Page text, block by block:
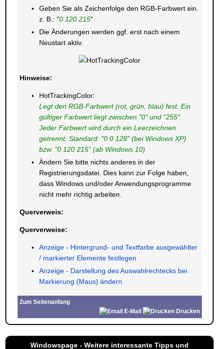
Geben Sie als Zeichenfolge den RGB-Farbwert ein.
z. B.: "0 120 215"
Die Änderungen werden ggf. erst nach einem
Neustart aktiv.
Hinweise:
HotTrackingColor:
Legt den RGB-Farbwert (rot, grün, blau) fest. Ein
gültiger Farbwert liegt zwischen "0" und "255".
Jeder Farbwert wird durch ein Leerzeichnen
getrennt. Standard: "0 0 128" (bei Windows XP)
bzw. "0 120 215" (ab Windows 10)
Ändern Sie bitte nichts anderes in der
Registrierungsdatei. Dies kann zur Folge haben,
dass Windows und/oder Anwendungsprogramme
nicht mehr richtig arbeiten.
Querverweis:
Querverweise:
Anzeige - Hintergrund- und Textfarbe ausgewählter
/ markierter Elemente festlegen
Anzeige - Darstellung des Auswahlrechtecks bei
Markierung (Maus) ändern
Zum Seitenanfang
E-Mail
Drucken
Windowspage - Weitere interessante Tipps und